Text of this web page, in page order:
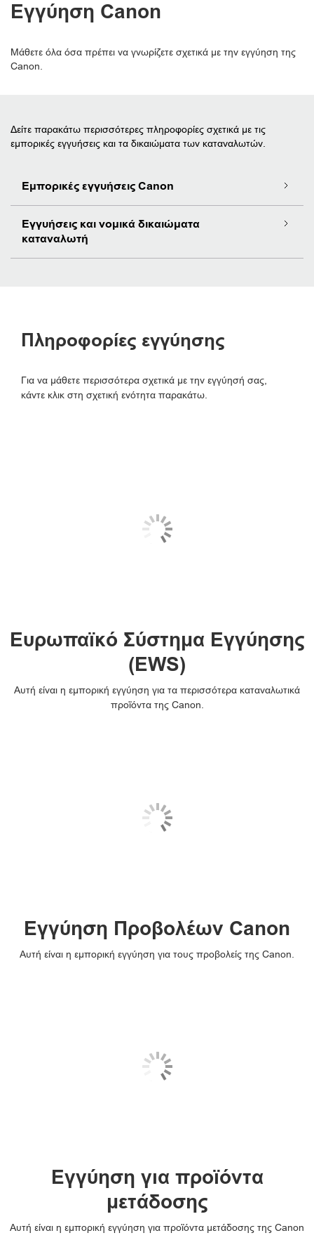
Εγγύηση Canon
Μάθετε όλα όσα πρέπει να γνωρίζετε σχετικά με την εγγύηση της
Canon.
Δείτε παρακάτω περισσότερες πληροφορίες σχετικά με τις
εμπορικές εγγυήσεις και τα δικαιώματα των καταναλωτών.
Εμπορικές εγγυήσεις Canon
Εγγυήσεις και νομικά δικαιώματα
καταναλωτή
Πληροφορίες εγγύησης
Για να μάθετε περισσότερα σχετικά με την εγγύησή σας,
κάντε κλικ στη σχετική ενότητα παρακάτω.
Ευρωπαϊκό Σύστημα Εγγύησης
(EWS)
Αυτή είναι η εμπορική εγγύηση για τα περισσότερα καταναλωτικά
προϊόντα της Canon.
Εγγύηση Προβολέων Canon
Αυτή είναι η εμπορική εγγύηση για τους προβολείς της Canon.
Εγγύηση για προϊόντα
μετάδοσης
Αυτή είναι η εμπορική εγγύηση για προϊόντα μετάδοσης της Canon